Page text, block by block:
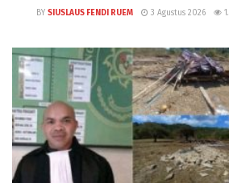
BY SIUSLAUS FENDI RUEM 3 Agustus 2026